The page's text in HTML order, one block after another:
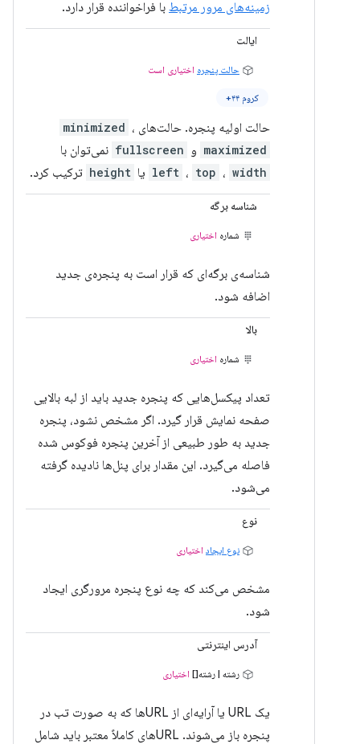
زمینه‌های مرور مرتبط با فراخواننده قرار دارد.
ایالت
حالت پنجره اختیاری است
کروم ۴۴+
حالت اولیه پنجره. حالت‌های minimized ،
maximized و fullscreen نمی‌توان با
left ، top ، width یا height ترکیب کرد.
شناسه برگه
شماره اختیاری
شناسه‌ی برگه‌ای که قرار است به پنجره‌ی جدید
اضافه شود.
بالا
شماره اختیاری
تعداد پیکسل‌هایی که پنجره جدید باید از لبه بالایی
صفحه نمایش قرار گیرد. اگر مشخص نشود، پنجره
جدید به طور طبیعی از آخرین پنجره فوکوس شده
فاصله می‌گیرد. این مقدار برای پنل‌ها نادیده گرفته
می‌شود.
نوع
نوع ایجاد اختیاری
مشخص می‌کند که چه نوع پنجره مرورگری ایجاد
شود.
آدرس اینترنتی
رشته | رشته[] اختیاری
یک URL یا آرایه‌ای از URLها که به صورت تب در
پنجره باز می‌شوند. URLهای کاملاً معتبر باید شامل